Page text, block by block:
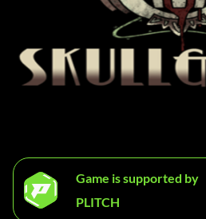
Game is supported by
PLITCH